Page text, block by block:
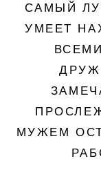
САМЫЙ
УМЕЕТ
МУЖЕМ